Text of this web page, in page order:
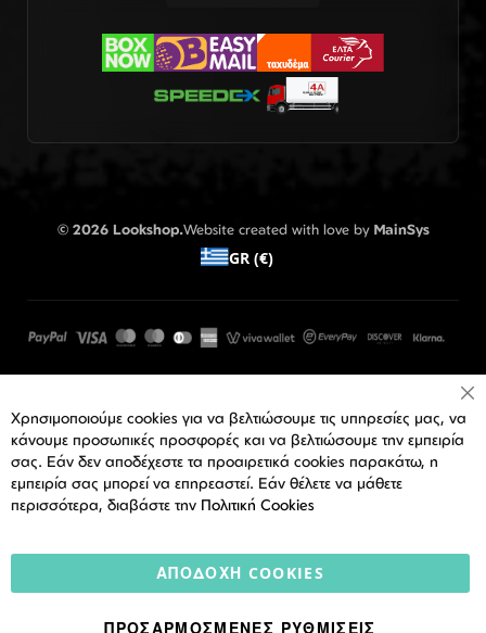
© 2026 Lookshop.Website created with love by MainSys
GR (€)
Χρησιμοποιούμε cookies για να βελτιώσουμε τις υπηρεσίες μας, να
κάνουμε προσωπικές προσφορές και να βελτιώσουμε την εμπειρία
σας. Εάν δεν αποδέχεστε τα προαιρετικά cookies παρακάτω, η
εμπειρία σας μπορεί να επηρεαστεί. Εάν θέλετε να μάθετε
περισσότερα, διαβάστε την Πολιτική Cookies
ΑΠΟΔΟΧΉ COOKIES
ΠΡΟΣΑΡΜΟΣΜΈΝΕΣ ΡΥΘΜΊΣΕΙΣ